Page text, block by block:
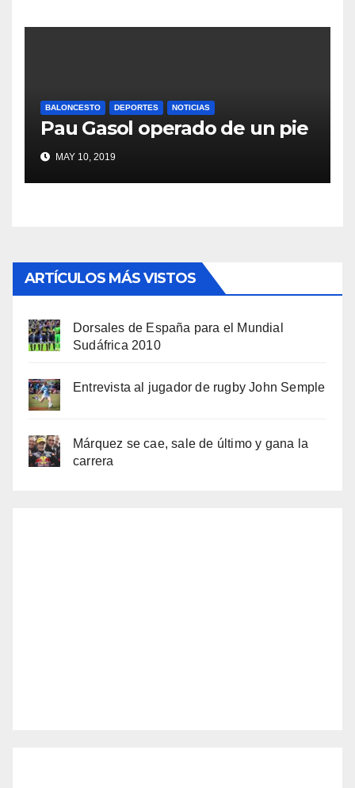
BALONCESTO DEPORTES NOTICIAS
Pau Gasol operado de un pie
MAY 10, 2019
ARTÍCULOS MÁS VISTOS
Dorsales de España para el Mundial
Sudáfrica 2010
Entrevista al jugador de rugby John Semple
Márquez se cae, sale de último y gana la
carrera